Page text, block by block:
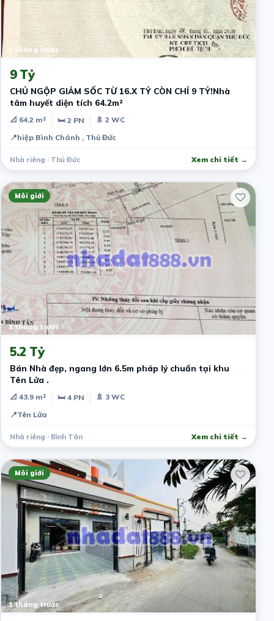
1 tháng trước
9 Tỷ
CHỦ NGỘP GIẢM SỐC TỪ 16.X TỶ CÒN CHỈ 9 TỶ!Nhà
tâm huyết diện tích 64.2m²
📐 64.2 m² 🛏 2 PN
🚿 2 WC
📍hiệp Bình Chánh , Thủ Đức
Nhà riêng · Thủ Đức Xem chi tiết →
Môi giới
1 tháng trước
5.2 Tỷ
Bán Nhà đẹp, ngang lớn 6.5m pháp lý chuẩn tại khu
Tên Lửa .
📐 43.9 m² 🛏 4 PN
🚿 3 WC
📍Tên Lửa
Nhà riêng · Bình Tân Xem chi tiết →
Môi giới
1 tháng trước